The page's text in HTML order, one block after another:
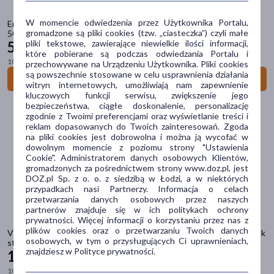
Emotopic, dermo-ochronny krem mineralny do twarzy i ciała SPF
50+, 75 ml
55 19 zł
100 ml = 73,59 zł
Do koszyka
Vichy Liftactiv Collagen Specialist, krem SPF 50 redukujący 16 oznak
starzenia, 50 ml
14499 zł
100 ml = 289,98 zł
na skórę(218)
Postać
krem(217)
fluid/krem(1)
Problem
ochrona przeciwsłoneczna(194)
suchość
(66)
przebarwienia(46)
podrażnienie(40)
zmarszczki(32)
pokaż więcej
W momencie odwiedzenia przez Użytkownika Portalu,
gromadzone są pliki cookies (tzw. „ciasteczka”) czyli małe
pliki tekstowe, zawierające niewielkie ilości informacji,
które pobierane są podczas odwiedzania Portalu i
przechowywane na Urządzeniu Użytkownika. Pliki cookies
są powszechnie stosowane w celu usprawnienia działania
witryn internetowych, umożliwiają nam zapewnienie
kluczowych funkcji serwisu, zwiększenie jego
bezpieczeństwa, ciągłe doskonalenie, personalizację
zgodnie z Twoimi preferencjami oraz wyświetlanie treści i
reklam dopasowanych do Twoich zainteresowań. Zgoda
na pliki cookies jest dobrowolna i można ją wycofać w
dowolnym momencie z poziomu strony "Ustawienia
Cookie". Administratorem danych osobowych Klientów,
gromadzonych za pośrednictwem strony www.doz.pl, jest
DOZ.pl Sp. z o. o. z siedzibą w Łodzi, a w niektórych
przypadkach nasi Partnerzy. Informacja o celach
przetwarzania danych osobowych przez naszych
partnerów znajduje się w ich politykach ochrony
prywatności. Więcej informacji o korzystaniu przez nas z
plików cookies oraz o przetwarzaniu Twoich danych
osobowych, w tym o przysługujących Ci uprawnieniach,
znajdziesz w Polityce prywatności.